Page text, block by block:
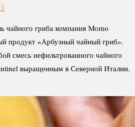
чайного гриба компания Momo
продукт «Арбузный чайный гриб».
смесь нефильтрованного чайного
выращенным в Северной Италии.